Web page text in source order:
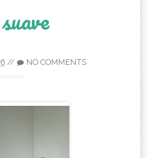
// NO COMMENTS